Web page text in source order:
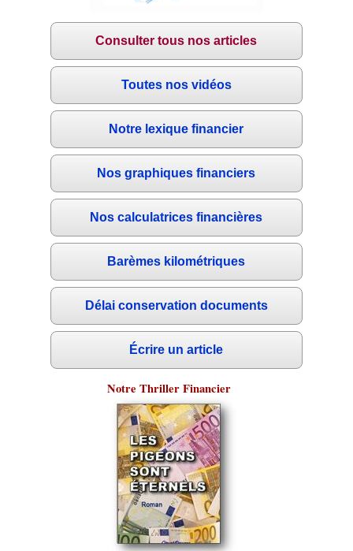
Consulter tous nos articles
Toutes nos vidéos
Notre lexique financier
Nos graphiques financiers
Nos calculatrices financières
Barèmes kilométriques
Délai conservation documents
Écrire un article
Notre Thriller Financier